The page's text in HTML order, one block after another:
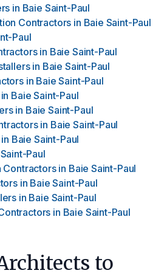
in Baie Saint-Paul
Contractors in Baie Saint-Paul
Paul
in Baie Saint-Paul
in Baie Saint-Paul
in Baie Saint-Paul
in Baie Saint-Paul
in Baie Saint-Paul
in Baie Saint-Paul
in Baie Saint-Paul
Paul
Contractors in Baie Saint-Paul
in Baie Saint-Paul
in Baie Saint-Paul
in Baie Saint-Paul
to